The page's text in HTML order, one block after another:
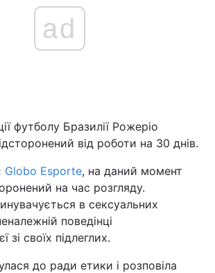
ad
футболу Бразилії Рожеріо
від роботи на 30 днів.
Globo Esporte, на даний момент
на час розгляду.
в сексуальних
поведінці
зі своїх підлеглих.
до ради етики і розповіла